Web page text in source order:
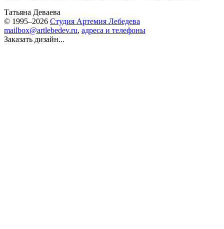
Татьяна Деваева
© 1995–2026 Студия Артемия Лебедева
mailbox@artlebedev.ru, адреса и телефоны
Заказать дизайн...